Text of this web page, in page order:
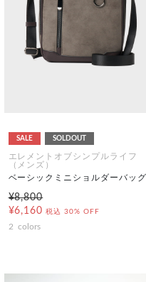
SALE SOLDOUT
エレメントオブシンプルライフ
（メンズ）
ベーシックミニショルダーバッグ
¥8,800
¥6,160 税込 30% OFF
2 colors